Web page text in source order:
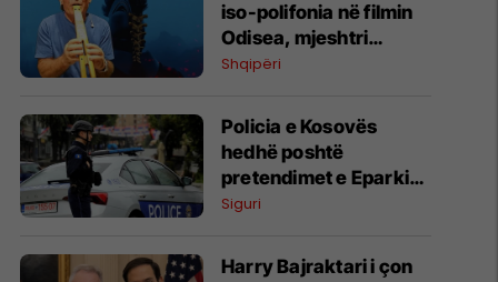
iso-polifonia në filmin
Odisea, mjeshtri
Vendim Kapaj zbulon
Shqipëri
Policia e Kosovës
hedhë poshtë
pretendimet e Eparkisë
Rashkë-Prizren: Nuk
ndaj serbëve
Siguri
Harry Bajraktari i çon